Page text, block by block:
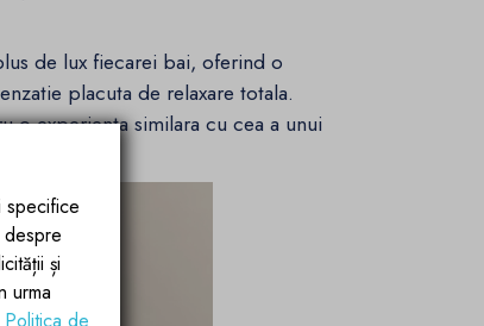
de lux fiecarei bai, oferind o
placuta de relaxare totala.
o experienta similara cu cea a unui
specifice
și
urma